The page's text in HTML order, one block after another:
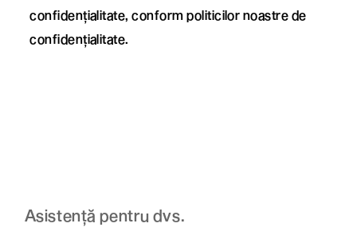
confidențialitate, conform politicilor noastre de
confidențialitate.
Asistență pentru dvs.